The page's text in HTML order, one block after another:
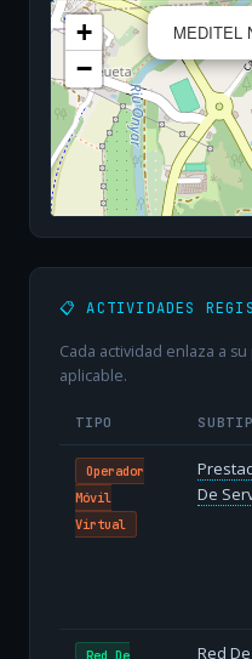
MEDITEL
+
−
📋 ACTIVIDADES
Cada actividad enlaza a
aplicable.
TIPO
Operador
Móvil
Virtual
De
Red De
Red De